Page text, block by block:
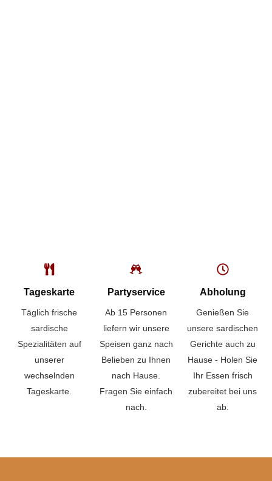
Tageskarte
Täglich frische
sardische
Spezialitäten auf
unserer
wechselnden
Tageskarte.
Partyservice
Ab 15 Personen
liefern wir unsere
Speisen ganz nach
Belieben zu Ihnen
nach Hause.
Fragen Sie einfach
nach.
Abholung
Genießen Sie
unsere sardischen
Gerichte auch zu
Hause - Holen Sie
Ihr Essen frisch
zubereitet bei uns
ab.